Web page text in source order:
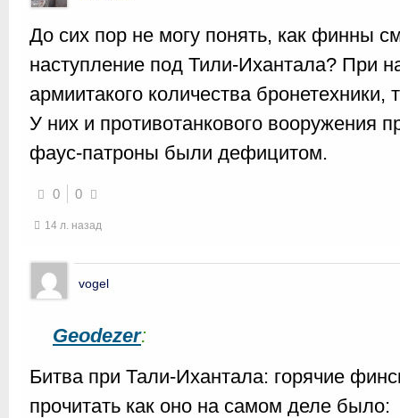
До сих пор не могу понять, как финны
наступление под Тили-Ихантала? При
армиитакого количества
У них и противотанкового вооружения
фаус-патроны были дефицитом.
0 0
14 л. назад
vogel
Geodezer:
Битва при Тали-Ихантала: горячие
прочитать как оно на самом деле было: